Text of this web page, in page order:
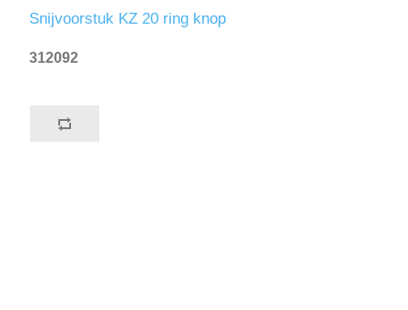
Snijvoorstuk KZ 20 ring knop
312092